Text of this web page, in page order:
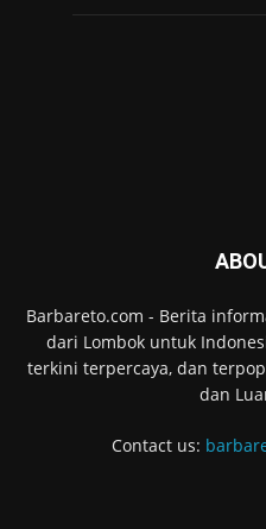
Barbareto.com - Berita
dari Lombok untuk
terkini terpercaya, dan
dan
Contact us: